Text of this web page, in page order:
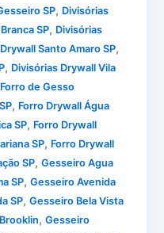
SP, Divisórias
SP, Divisórias
Santo Amaro SP,
, Divisórias Drywall Vila
Forro de Gesso
, Forro Drywall Água
SP, Forro Drywall
SP, Forro Drywall
SP,Gesseiro Agua
SP,Gesseiro Avenida
SP,Gesseiro Bela Vista
,Gesseiro